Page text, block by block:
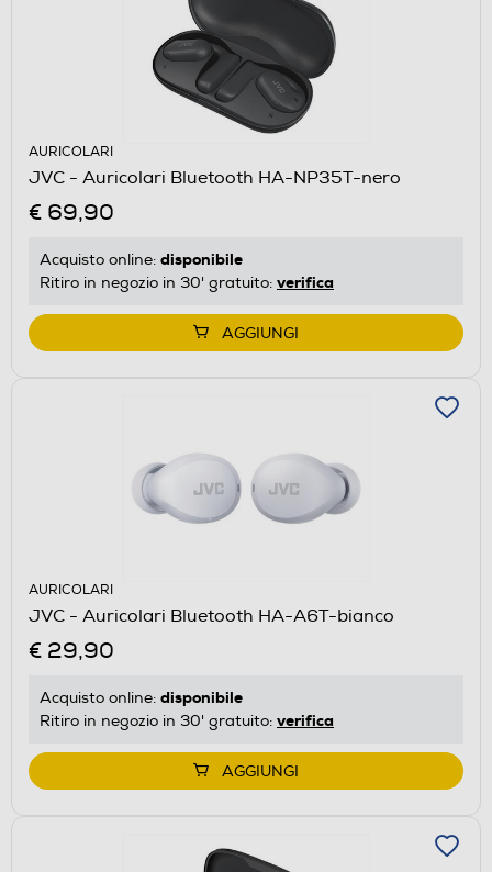
AURICOLARI
JVC - Auricolari Bluetooth HA-NP35T-nero
€ 69,90
Acquisto online: disponibile
Ritiro in negozio in 30' gratuito: verifica
AGGIUNGI
AURICOLARI
JVC - Auricolari Bluetooth HA-A6T-bianco
€ 29,90
Acquisto online: disponibile
Ritiro in negozio in 30' gratuito: verifica
AGGIUNGI